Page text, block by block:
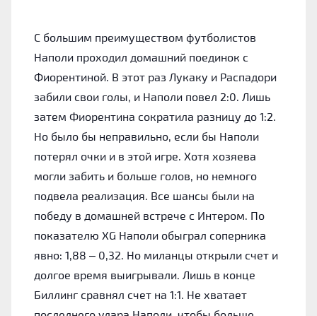
С большим преимуществом футболистов
Наполи проходил домашний поединок с
Фиорентиной. В этот раз Лукаку и Распадори
забили свои голы, и Наполи повел 2:0. Лишь
затем Фиорентина сократила разницу до 1:2.
Но было бы неправильно, если бы Наполи
потерял очки и в этой игре. Хотя хозяева
могли забить и больше голов, но немного
подвела реализация. Все шансы были на
победу в домашней встрече с Интером. По
показателю XG Наполи обыграл соперника
явно: 1,88 – 0,32. Но миланцы открыли счет и
долгое время выигрывали. Лишь в конце
Биллинг сравнял счет на 1:1. Не хватает